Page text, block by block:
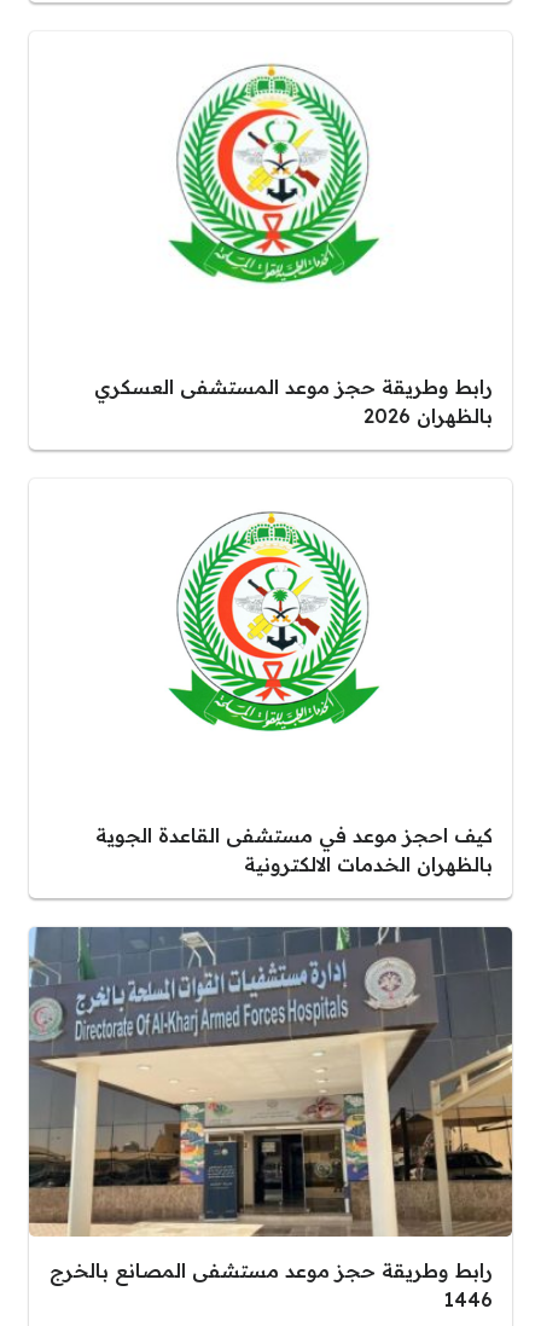
رابط وطريقة حجز موعد المستشفى العسكري
بالظهران 2026
كيف احجز موعد في مستشفى القاعدة الجوية
بالظهران الخدمات الالكترونية
رابط وطريقة حجز موعد مستشفى المصانع بالخرج
1446